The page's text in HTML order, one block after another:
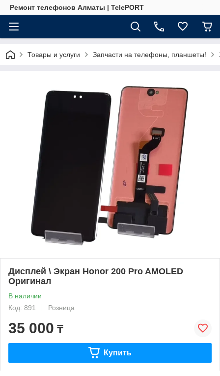
Ремонт телефонов Алматы | TelePORT
Товары и услуги Запчасти на телефоны, планшеты!
Дисплей \ Экран Honor 200 Pro AMOLED
Оригинал
В наличии
Код: 891
Розница
35 000 ₸
Купить